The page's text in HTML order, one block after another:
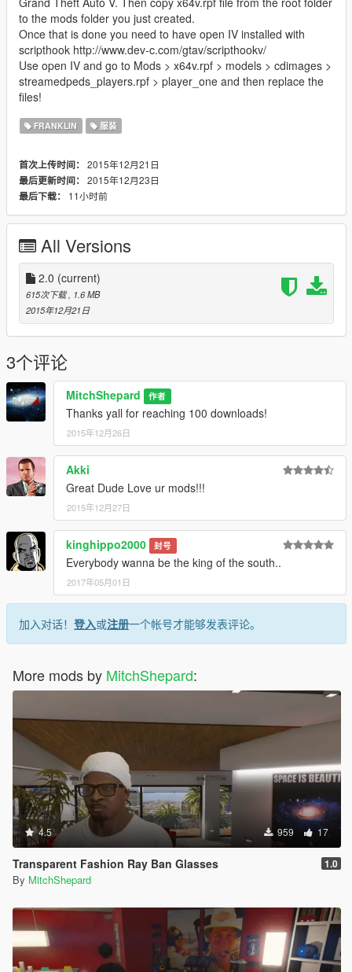
to the mods folder you just created.
Once that is done you need to have open IV installed with
scripthook http://www.dev-c.com/gtav/scripthookv/
Use open IV and go to Mods > x64v.rpf > models > cdimages >
streamedpeds_players.rpf > player_one and then replace the
files!
FRANKLIN 服装
首次上传时间： 2015年12月21日
最后更新时间： 2015年12月23日
最后下载：
11小时前
All Versions
2.0 (current)
615次下载 , 1.6 MB
2015年12月21日
3个评论
MitchShepard 作者
Thanks yall for reaching 100 downloads!
2015年12月26日
Akki
Great Dude Love ur mods!!!
2015年12月27日
kinghippo2000 封号
Everybody wanna be the king of the south..
2017年05月01日
加入对话！ 登入或注册一个帐号才能够发表评论。
More mods by MitchShepard:
4.5 959 17
Transparent Fashion Ray Ban Glasses 1.0
By MitchShepard